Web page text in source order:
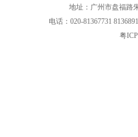
地址：广州市盘福路
电话：020-81367731
粤